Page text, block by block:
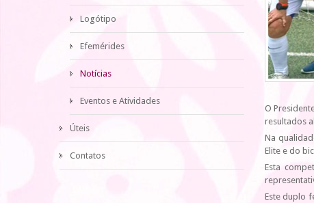
O
resultados
Na
Elite e do
Esta
Este duplo
Logótipo
Efemérides
Notícias
Eventos e Atividades
Úteis
Contatos